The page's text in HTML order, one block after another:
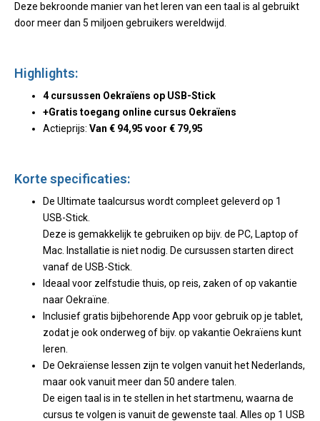
Deze bekroonde manier van het leren van een taal is al gebruikt
door meer dan 5 miljoen gebruikers wereldwijd.
Highlights:
4 cursussen Oekraïens op USB-Stick
+Gratis toegang online cursus Oekraïens
Actieprijs: Van € 94,95 voor € 79,95
Korte specificaties:
De Ultimate taalcursus wordt compleet geleverd op 1
USB-Stick.
Deze is gemakkelijk te gebruiken op bijv. de PC, Laptop of
Mac. Installatie is niet nodig. De cursussen starten direct
vanaf de USB-Stick.
Ideaal voor zelfstudie thuis, op reis, zaken of op vakantie
naar Oekraïne.
Inclusief gratis bijbehorende App voor gebruik op je tablet,
zodat je ook onderweg of bijv. op vakantie Oekraïens kunt
leren.
De Oekraïense lessen zijn te volgen vanuit het Nederlands,
maar ook vanuit meer dan 50 andere talen.
De eigen taal is in te stellen in het startmenu, waarna de
cursus te volgen is vanuit de gewenste taal. Alles op 1 USB